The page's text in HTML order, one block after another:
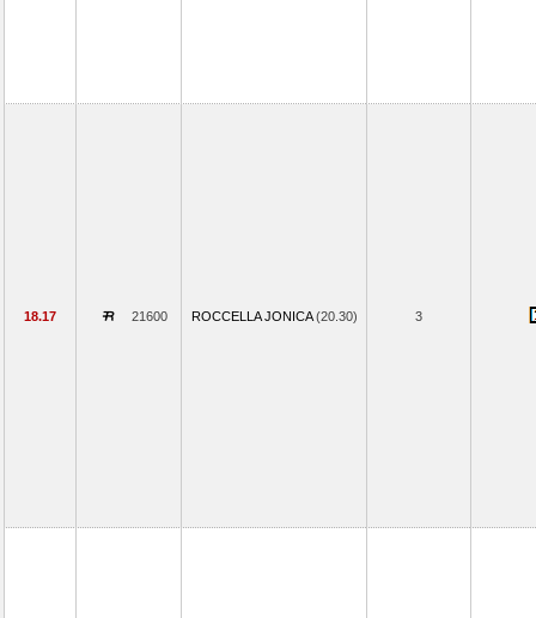
18.17 21600 ROCCELLA JONICA(20.30) 3